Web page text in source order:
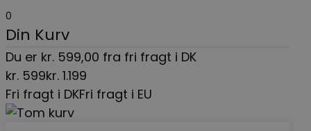
0
Din Kurv
Du er kr. 599,00 fra fri fragt i DK
kr. 599kr. 1.199
Fri fragt i DKFri fragt i EU